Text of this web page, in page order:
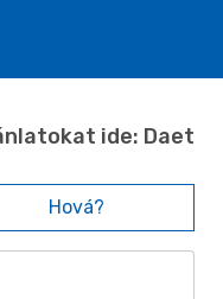
ide: Daet
Hová?